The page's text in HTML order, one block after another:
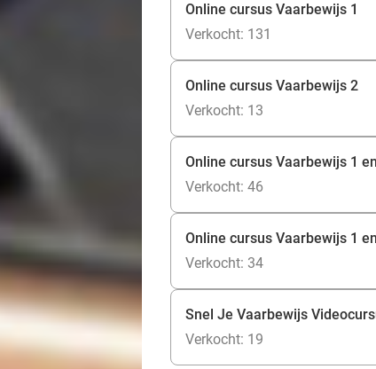
Online cursus Vaarbewijs 1
Verkocht: 131
Online cursus Vaarbewijs 2
Verkocht: 13
Online cursus Vaarbewijs 1
Verkocht: 46
Online cursus Vaarbewijs 1
Verkocht: 34
Snel Je Vaarbewijs
Verkocht: 19